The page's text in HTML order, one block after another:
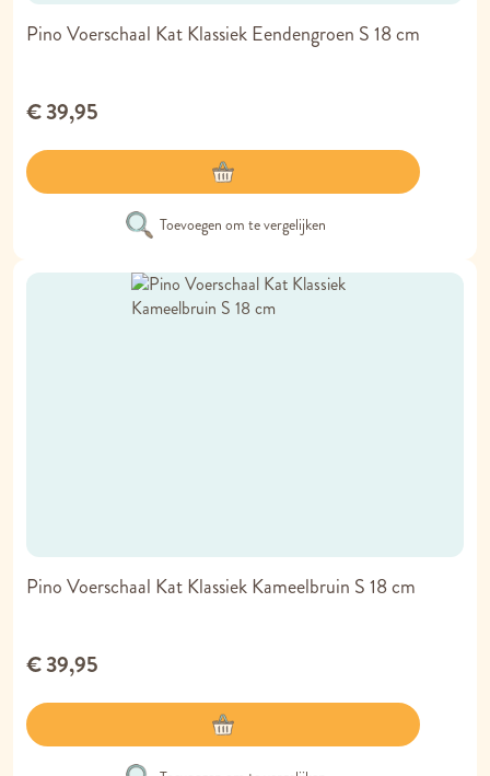
Pino Voerschaal Kat Klassiek Eendengroen S 18 cm
€ 39,95
Toevoegen om te vergelijken
Pino Voerschaal Kat Klassiek Kameelbruin S 18 cm
€ 39,95